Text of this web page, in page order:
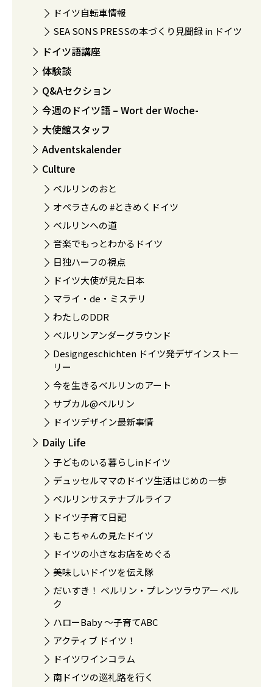
ドイツ自転車情報
SEA SONS PRESSの本づくり見聞録 in ドイツ
ドイツ語講座
体験談
Q&Aセクション
今週のドイツ語 – Wort der Woche-
大使館スタッフ
Adventskalender
Culture
ベルリンのおと
オペラさんの #ときめくドイツ
ベルリンへの道
音楽でもっとわかるドイツ
日独ハーフの視点
ドイツ大使が見た日本
マライ・de・ミステリ
わたしのDDR
ベルリンアンダーグラウンド
Designgeschichten ドイツ発デザインストー
リー
今を生きるベルリンのアート
サブカル@ベルリン
ドイツデザイン最新事情
Daily Life
子どものいる暮らしinドイツ
デュッセルママのドイツ生活はじめの一歩
ベルリンサステナブルライフ
ドイツ子育て日記
もこちゃんの見たドイツ
ドイツの小さなお店をめぐる
美味しいドイツを伝え隊
だいすき！ ベルリン・プレンツラウアー ベル
ク
ハローBaby 〜子育てABC
アクティブ ドイツ！
ドイツワインコラム
南ドイツの巡礼路を行く